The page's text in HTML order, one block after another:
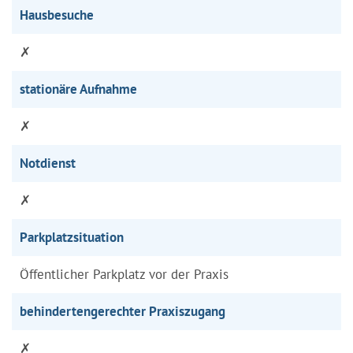
Hausbesuche
✗
stationäre Aufnahme
✗
Notdienst
✗
Parkplatzsituation
Öffentlicher Parkplatz vor der Praxis
behindertengerechter Praxiszugang
✗